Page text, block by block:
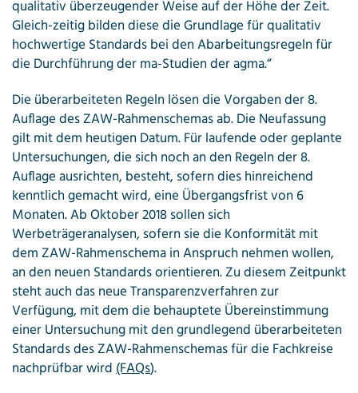
qualitativ überzeugender Weise auf der Höhe der Zeit.
Gleich-zeitig bilden diese die Grundlage für qualitativ
hochwertige Standards bei den Abarbeitungsregeln für
die Durchführung der ma-Studien der agma.“
Die überarbeiteten Regeln lösen die Vorgaben der 8.
Auflage des ZAW-Rahmenschemas ab. Die Neufassung
gilt mit dem heutigen Datum. Für laufende oder geplante
Untersuchungen, die sich noch an den Regeln der 8.
Auflage ausrichten, besteht, sofern dies hinreichend
kenntlich gemacht wird, eine Übergangsfrist von 6
Monaten. Ab Oktober 2018 sollen sich
Werbeträgeranalysen, sofern sie die Konformität mit
dem ZAW-Rahmenschema in Anspruch nehmen wollen,
an den neuen Standards orientieren. Zu diesem Zeitpunkt
steht auch das neue Transparenzverfahren zur
Verfügung, mit dem die behauptete Übereinstimmung
einer Untersuchung mit den grundlegend überarbeiteten
Standards des ZAW-Rahmenschemas für die Fachkreise
nachprüfbar wird(FAQs).